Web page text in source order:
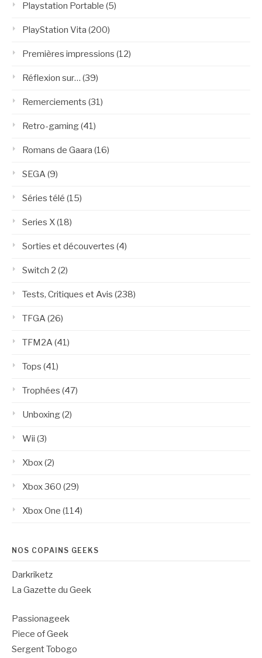
Playstation Portable (5)
PlayStation Vita (200)
Premières impressions (12)
Réflexion sur… (39)
Remerciements (31)
Retro-gaming(41)
Romans de Gaara (16)
SEGA(9)
Séries télé (15)
Series X(18)
Sorties et découvertes (4)
Switch 2 (2)
Tests, Critiques et Avis (238)
TFGA(26)
TFM2A(41)
Tops (41)
Trophées (47)
Unboxing(2)
Wii (3)
Xbox(2)
Xbox 360 (29)
Xbox One (114)
NOS COPAINS GEEKS
Darkriketz
La Gazette du Geek
Passionageek
Piece of Geek
Sergent Tobogo